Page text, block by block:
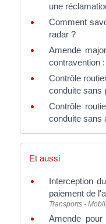
une
Comment
radar ?
Amende
contravention
Contrôle
conduite sans
Contrôle
conduite sans
Et aussi
Interception
paiement de
Transports -
Amende pour